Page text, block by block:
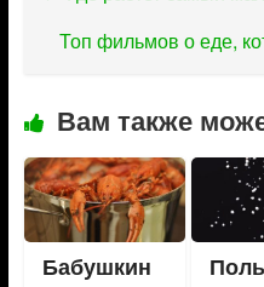
Топ фильмов о еде,
Вам также
Бабушкин